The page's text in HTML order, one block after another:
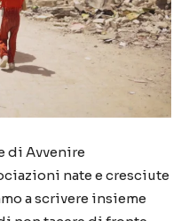
di Avvenire
nate e cresciute
a scrivere insieme